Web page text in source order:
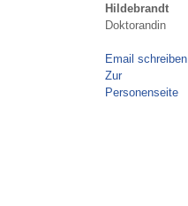
Hildebrandt
Doktorandin
Email schreiben
Zur
Personenseite